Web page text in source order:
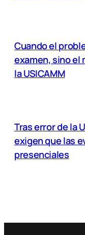
Cuando el
examen, sino el
la USICAMM
Tras error de la
exigen que las
presenciales